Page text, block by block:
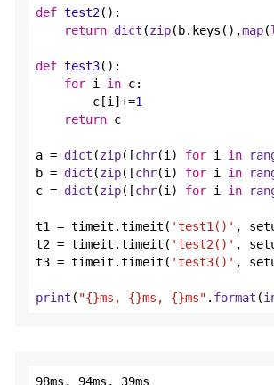
def test2():
return dict (zip(b.keys(),map(
def test3():
for i in c:
        c[i]+=
1
return c
a = dict (zip([chr(i) for i in
b = dict (zip([chr(i) for i in
c = dict (zip([chr(i) for i in
t1 = timeit.timeit( 'test1()' ,
t2 = timeit.timeit( 'test2()' ,
t3 = timeit.timeit( 'test3()' ,
print ( "{}ms, {}ms, {}ms" . format (
98ms, 94ms, 39ms